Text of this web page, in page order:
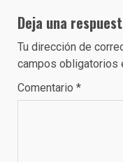
Deja una
Tu dirección de
campos obligatorios
Comentario *